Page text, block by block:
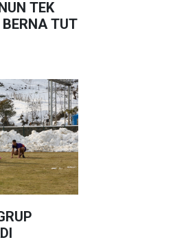
BERNA TUT